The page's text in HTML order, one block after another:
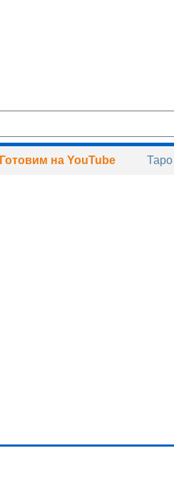
Готовим на YouTube Таро